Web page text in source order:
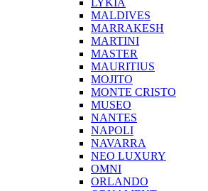
LYKIA
MALDIVES
MARRAKESH
MARTINI
MASTER
MAURITIUS
MOJITO
MONTE CRISTO
MUSEO
NANTES
NAPOLI
NAVARRA
NEO LUXURY
OMNI
ORLANDO